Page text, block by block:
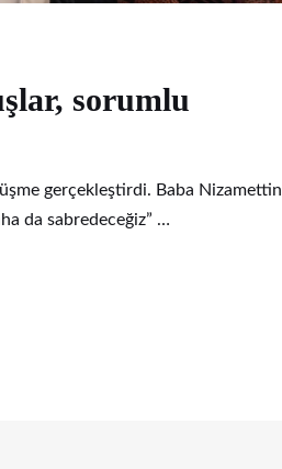
sorumlu
gerçekleştirdi. Baba Nizamettin
da sabredeceğiz” …